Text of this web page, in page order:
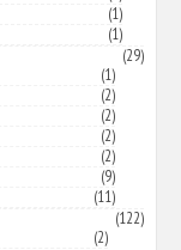
(1)
(1)
(29)
(1)
(2)
(2)
(2)
(2)
(9)
(11)
(122)
(2)